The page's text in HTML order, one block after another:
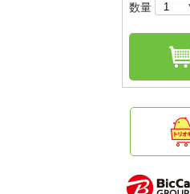
数量